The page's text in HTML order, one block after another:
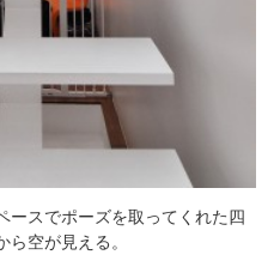
ースでポーズを取ってくれた四
空が見える。